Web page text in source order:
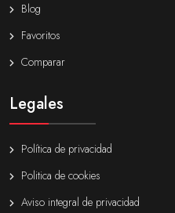
Blog
Favoritos
Comparar
Legales
Política de privacidad
Politica de cookies
Aviso integral de privacidad